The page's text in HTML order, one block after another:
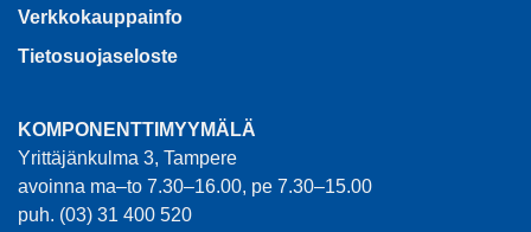
Verkkokauppainfo
Tietosuojaseloste
KOMPONENTTIMYYMÄLÄ
Yrittäjänkulma 3, Tampere
avoinna ma–to 7.30–16.00, pe 7.30–15.00
puh. (03) 31 400 520